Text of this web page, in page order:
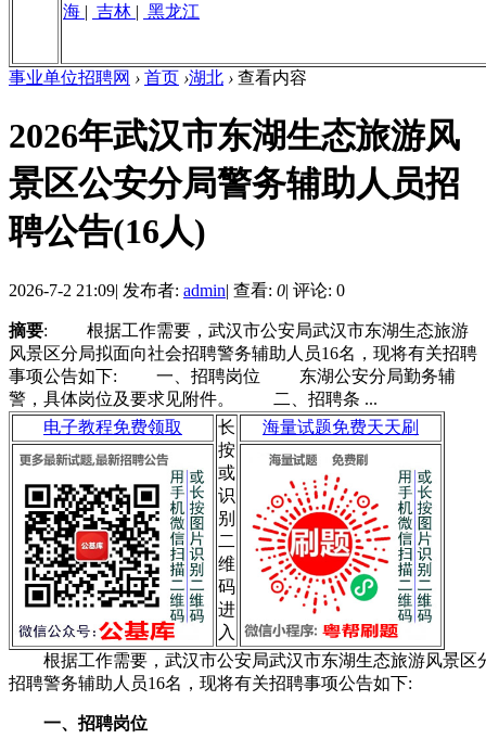
海 | 吉林 | 黑龙江
事业单位招聘网 › 首页 ›湖北 › 查看内容
2026年武汉市东湖生态旅游风
景区公安分局警务辅助人员招
聘公告(16人)
2026-7-2 21:09| 发布者: admin| 查看: 0| 评论: 0
摘要: 根据工作需要，武汉市公安局武汉市东湖生态旅游
风景区分局拟面向社会招聘警务辅助人员16名，现将有关招聘
事项公告如下: 一、招聘岗位 东湖公安分局勤务辅
警，具体岗位及要求见附件。 二、招聘条 ...
电子教程免费领取
长
按
或
识
别
二
维
码
进
入
海量试题免费天天刷
根据工作需要，武汉市公安局武汉市东湖生态旅游风景区
招聘警务辅助人员16名，现将有关招聘事项公告如下:
一、招聘岗位